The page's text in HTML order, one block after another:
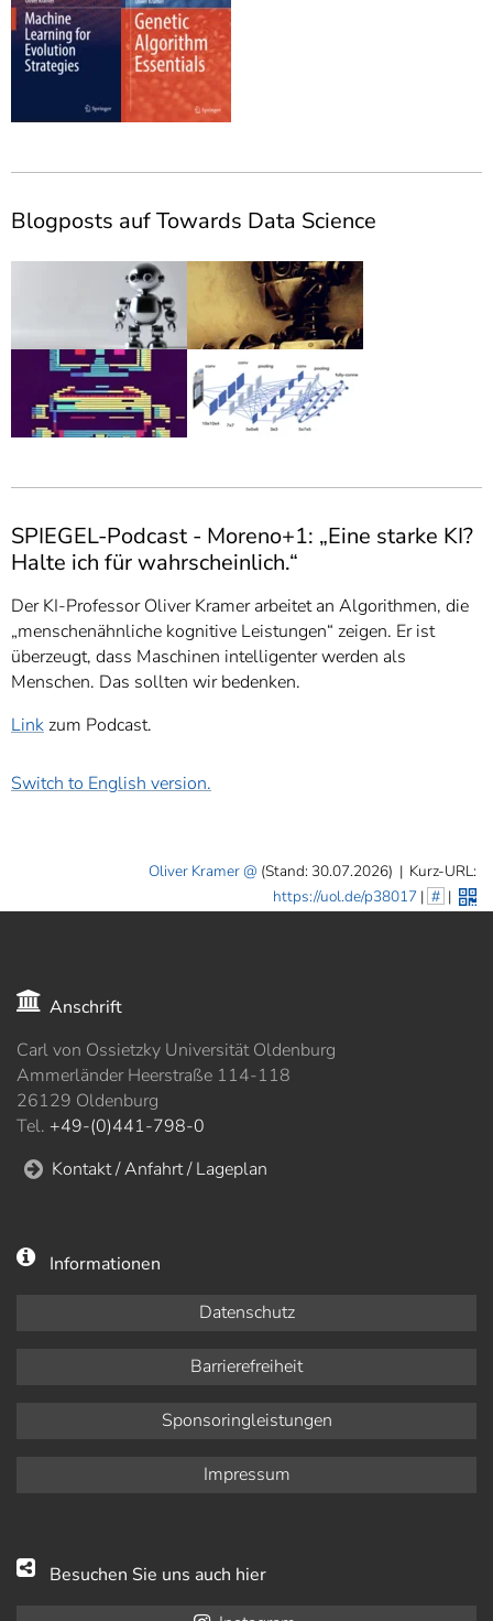
Blogposts auf Towards Data Science
SPIEGEL-Podcast - Moreno+1: „Eine starke KI?
Halte ich für wahrscheinlich.“
Der KI-Professor Oliver Kramer arbeitet an Algorithmen, die
„menschenähnliche kognitive Leistungen“ zeigen. Er ist
überzeugt, dass Maschinen intelligenter werden als
Menschen. Das sollten wir bedenken.
Link zum Podcast.
Switch to English version.
Oliver Kramer (Stand: 30.07.2026) | Kurz-URL:
https://uol.de/p38017 | # |
Anschrift
Carl von Ossietzky Universität Oldenburg
Ammerländer Heerstraße 114-118
26129 Oldenburg
Tel. +49-(0)441-798-0
Kontakt / Anfahrt / Lageplan
Informationen
Datenschutz
Barrierefreiheit
Sponsoringleistungen
Impressum
Besuchen Sie uns auch hier